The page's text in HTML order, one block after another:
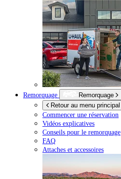
Remorquage
Remorquage
Retour au menu principal
Commencer une réservation
Vidéos explicatives
Conseils pour le remorquage
FAQ
Attaches et accessoires